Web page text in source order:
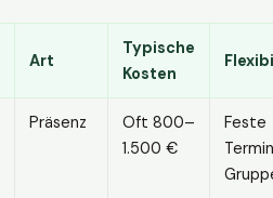
Art
Typische
Kosten
Präsenz
Oft 800–
1.500 €
Feste